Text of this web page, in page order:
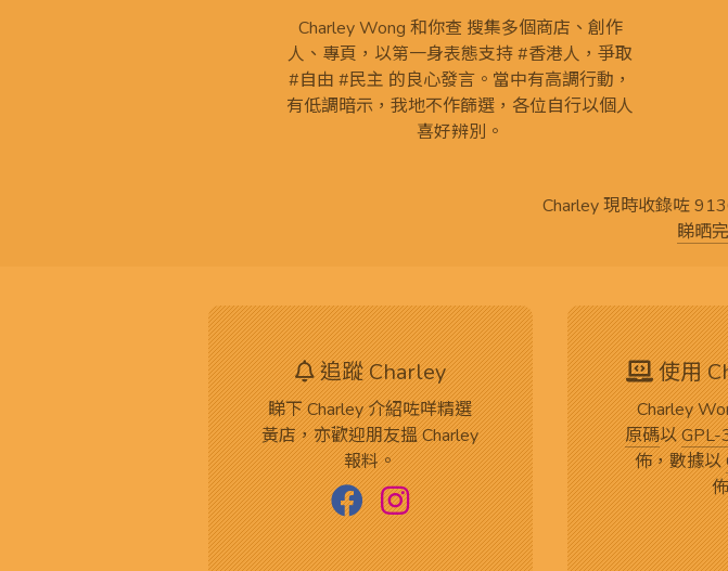
Charley Wong 和你查 搜集多個商店、創作
人、專頁，以第一身表態支持 #香港人，爭取
#自由 #民主 的良心發言。當中有高調行動，
有低調暗示，我地不作篩選，各位自行以個人
喜好辨別。
Charley 現時收錄咗
睇晒
追蹤 Charley
睇下 Charley 介紹咗咩精選
黃店，亦歡迎朋友搵 Charley
報料。
使用
Charley
原碼以
佈，數據以